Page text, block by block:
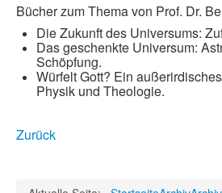
Bücher zum Thema von Prof. Dr.
Die Zukunft des Universums:
Das geschenkte Universum:
Schöpfung.
Würfelt Gott? Ein
Physik und Theologie.
Zurück